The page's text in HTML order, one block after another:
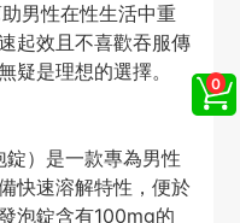
男性在性生活中重
起效且不喜歡吞服傳
疑是理想的選擇。
）是一款專為男性
快速溶解特性，便於
泡錠含有100mg的